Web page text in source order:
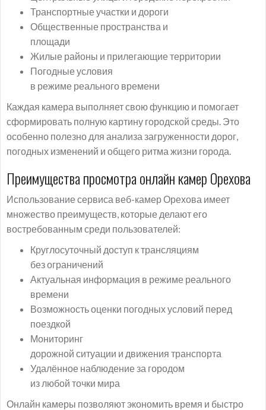
Транспортные участки и дороги
Общественные пространства и
площади
Жилые районы и прилегающие территории
Погодные условия
в режиме реального времени
Каждая камера выполняет свою функцию и помогает
сформировать полную картину городской среды. Это
особенно полезно для анализа загруженности дорог,
погодных изменений и общего ритма жизни города.
Преимущества просмотра онлайн камер Орехова
Использование сервиса веб-камер Орехова имеет
множество преимуществ, которые делают его
востребованным среди пользователей:
Круглосуточный доступ к трансляциям
без ограничений
Актуальная информация в режиме реального
времени
Возможность оценки погодных условий перед
поездкой
Мониторинг
дорожной ситуации и движения транспорта
Удалённое наблюдение за городом
из любой точки мира
Онлайн камеры позволяют экономить время и быстро